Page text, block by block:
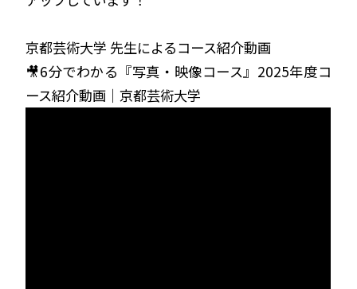
京都芸術大学 先生によるコース紹介動画
🎥6分でわかる『写真・映像コース』2025年度コ
ース紹介動画｜京都芸術大学